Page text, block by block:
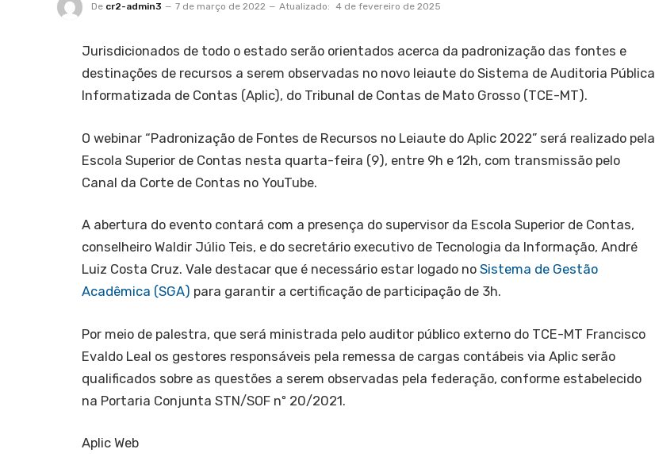
De cr2-admin3 7 de março de 2022 Atualizado: 4 de fevereiro de 2025
Jurisdicionados de todo o estado serão orientados acerca da padronização das fontes e
destinações de recursos a serem observadas no novo leiaute do Sistema de Auditoria Pública
Informatizada de Contas (Aplic), do Tribunal de Contas de Mato Grosso (TCE-MT).
O webinar “Padronização de Fontes de Recursos no Leiaute do Aplic 2022” será realizado pela
Escola Superior de Contas nesta quarta-feira (9), entre 9h e 12h, com transmissão pelo
Canal da Corte de Contas no YouTube.
A abertura do evento contará com a presença do supervisor da Escola Superior de Contas,
conselheiro Waldir Júlio Teis, e do secretário executivo de Tecnologia da Informação, André
Luiz Costa Cruz. Vale destacar que é necessário estar logado no Sistema de Gestão
Acadêmica (SGA) para garantir a certificação de participação de 3h.
Por meio de palestra, que será ministrada pelo auditor público externo do TCE-MT Francisco
Evaldo Leal os gestores responsáveis pela remessa de cargas contábeis via Aplic serão
qualificados sobre as questões a serem observadas pela federação, conforme estabelecido
na Portaria Conjunta STN/SOF nº 20/2021.
Aplic Web